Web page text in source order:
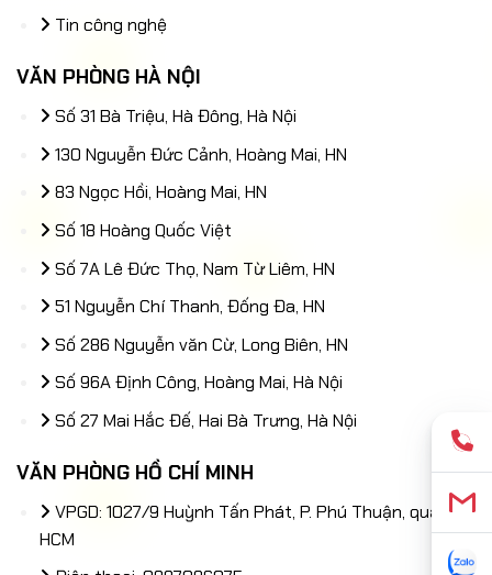
Tin công nghệ
VĂN PHÒNG HÀ NỘI
Số 31 Bà Triệu, Hà Đông, Hà Nội
130 Nguyễn Đức Cảnh, Hoàng Mai, HN
83 Ngọc Hồi, Hoàng Mai, HN
Số 18 Hoàng Quốc Việt
Số 7A Lê Đức Thọ, Nam Từ Liêm, HN
51 Nguyễn Chí Thanh, Đống Đa, HN
Số 286 Nguyễn văn Cừ, Long Biên, HN
Số 96A Định Công, Hoàng Mai, Hà Nội
Số 27 Mai Hắc Đế, Hai Bà Trưng, Hà Nội
VĂN PHÒNG HỒ CHÍ MINH
VPGD: 1027/9 Huỳnh Tấn Phát, P. Phú Thuận, quận 7,
HCM